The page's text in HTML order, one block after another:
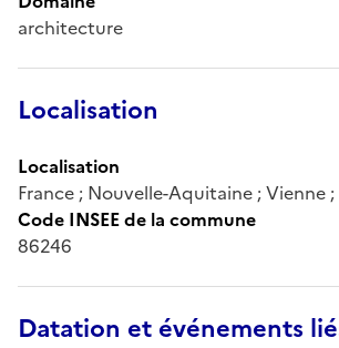
architecture
Localisation
Localisation
France ; Nouvelle-Aquitaine ; Vienne ;
Code INSEE de la commune
86246
Datation et événements